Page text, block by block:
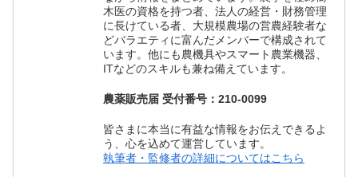
木医の資格を持つ者、法人の経営・財務管理
に長けている者、大規模農場の営農経験者な
どバラエティに富んだメンバーで構成されて
います。他にも農機具やスマート農業機器、
ITなどのスキルも兼ね備えています。
農薬販売届 受付番号：210-0099
皆さまに本当に有益な情報をお伝えできるよ
う、心を込めて運営しています。
執筆者・監修者の詳細についてはこちら